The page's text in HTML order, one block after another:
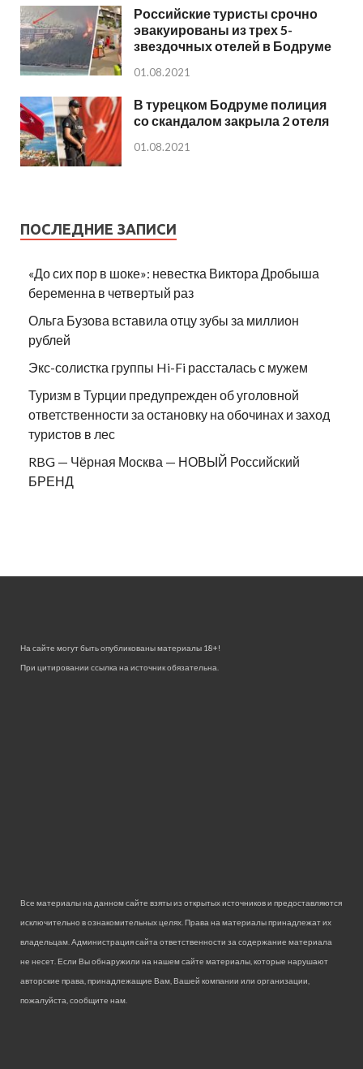
Российские туристы срочно
эвакуированы из трех 5-
звездочных отелей в Бодруме
01.08.2021
В турецком Бодруме полиция
со скандалом закрыла 2 отеля
01.08.2021
ПОСЛЕДНИЕ ЗАПИСИ
«До сих пор в шоке»: невестка Виктора Дробыша
беременна в четвертый раз
Ольга Бузова вставила отцу зубы за миллион
рублей
Экс-солистка группы Hi-Fi рассталась с мужем
Туризм в Турции предупрежден об уголовной
ответственности за остановку на обочинах и заход
туристов в лес
RBG — Чёрная Москва — НОВЫЙ Российский
БРЕНД
На сайте могут быть опубликованы материалы 18+!
При цитировании ссылка на источник обязательна.
Все материалы на данном сайте взяты из открытых источников и предоставляются
исключительно в ознакомительных целях. Права на материалы принадлежат их
владельцам. Администрация сайта ответственности за содержание материала
не несет. Если Вы обнаружили на нашем сайте материалы, которые нарушают
авторские права, принадлежащие Вам, Вашей компании или организации,
пожалуйста, сообщите нам.